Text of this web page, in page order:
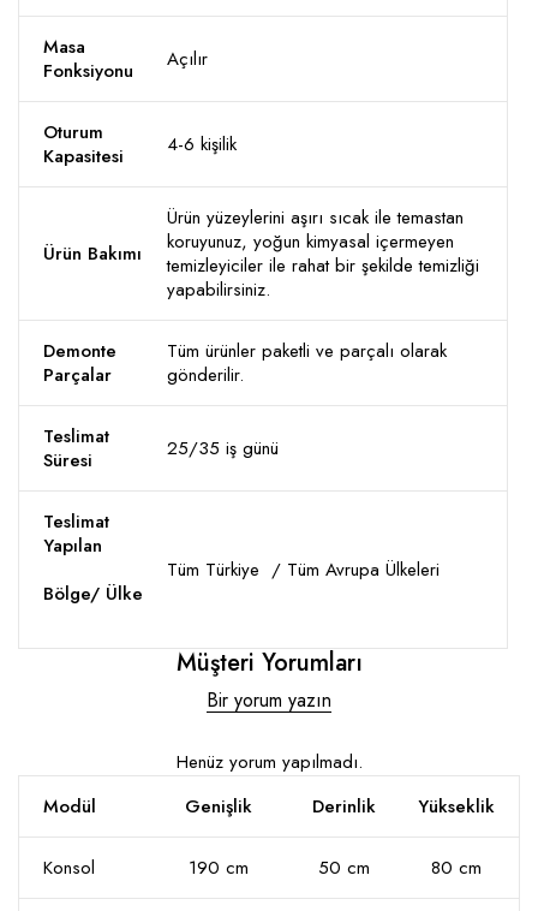
Masa
Fonksiyonu
Açılır
Oturum
Kapasitesi
4-6 kişilik
Ürün Bakımı
Ürün yüzeylerini aşırı sıcak ile temastan
koruyunuz, yoğun kimyasal içermeyen
temizleyiciler ile rahat bir şekilde temizliği
yapabilirsiniz.
Demonte
Parçalar
Tüm ürünler paketli ve parçalı olarak
gönderilir.
Teslimat
Süresi
25/35 iş günü
Teslimat
Yapılan
Bölge/ Ülke
Tüm Türkiye / Tüm Avrupa Ülkeleri
Müşteri Yorumları
Bir yorum yazın
Henüz yorum yapılmadı.
Modül
Genişlik Derinlik Yükseklik
Konsol 190 cm 50 cm 80 cm